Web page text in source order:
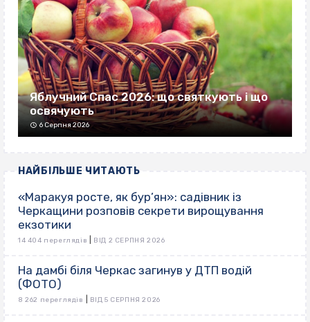
Яблучний Спас 2026: що святкують і що
освячують
6 Серпня 2026
НАЙБІЛЬШЕ ЧИТАЮТЬ
«Маракуя росте, як бур’ян»: садівник із
Черкащини розповів секрети вирощування
екзотики
14 404 переглядів ВІД 2 СЕРПНЯ 2026
На дамбі біля Черкас загинув у ДТП водій
(ФОТО)
8 262 переглядів ВІД 5 СЕРПНЯ 2026